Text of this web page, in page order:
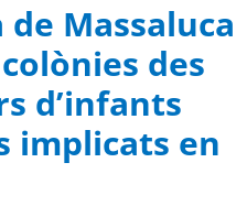
de Massaluca
des
d’infants
implicats en